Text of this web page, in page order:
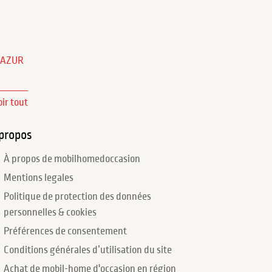
tout
À propos de mobilhomedoccasion
Mentions legales
Politique de protection des données
personnelles & cookies
Préférences de consentement
Conditions générales d’utilisation du site
Achat de mobil-home d'occasion en région